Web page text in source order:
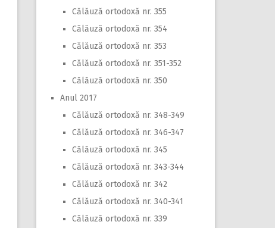
Călăuză ortodoxă nr. 355
Călăuză ortodoxă nr. 354
Călăuză ortodoxă nr. 353
Călăuză ortodoxă nr. 351-352
Călăuză ortodoxă nr. 350
Anul 2017
Călăuză ortodoxă nr. 348-349
Călăuză ortodoxă nr. 346-347
Călăuză ortodoxă nr. 345
Călăuză ortodoxă nr. 343-344
Călăuză ortodoxă nr. 342
Călăuză ortodoxă nr. 340-341
Călăuză ortodoxă nr. 339